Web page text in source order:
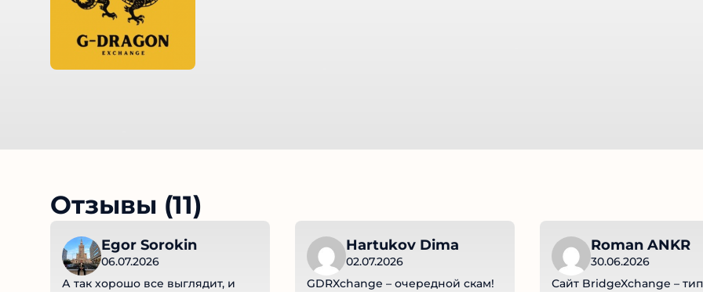
Отзывы (11)
Egor Sorokin
06.07.2026
А так хорошо все выглядит, и
Hartukov Dima
02.07.2026
GDRXchange – очередной скам!
Roman ANKR
30.06.2026
Сайт BridgeXchange –